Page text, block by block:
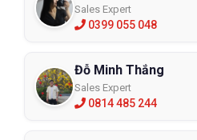
Sales Expert
0399 055 048
Đỗ Minh Thắng
Sales Expert
0814 485 244